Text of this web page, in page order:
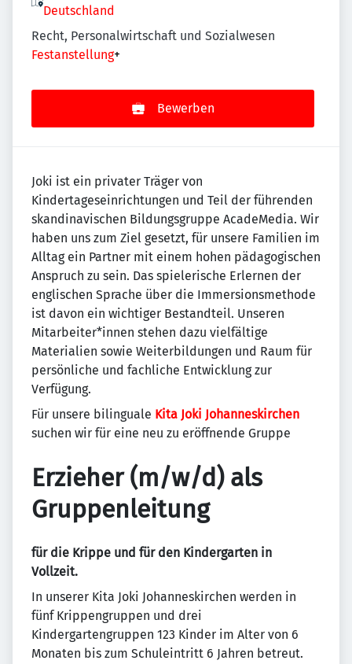
Deutschland
Recht, Personalwirtschaft und Sozialwesen
Festanstellung+
Bewerben
Joki ist ein privater Träger von
Kindertageseinrichtungen und Teil der führenden
skandinavischen Bildungsgruppe AcadeMedia. Wir
haben uns zum Ziel gesetzt, für unsere Familien im
Alltag ein Partner mit einem hohen pädagogischen
Anspruch zu sein. Das spielerische Erlernen der
englischen Sprache über die Immersionsmethode
ist davon ein wichtiger Bestandteil. Unseren
Mitarbeiter*innen stehen dazu vielfältige
Materialien sowie Weiterbildungen und Raum für
persönliche und fachliche Entwicklung zur
Verfügung.
Für unsere bilinguale Kita Joki Johanneskirchen
suchen wir für eine neu zu eröffnende Gruppe
Erzieher (m/w/d) als
Gruppenleitung
für die Krippe und für den Kindergarten in
Vollzeit.
In unserer Kita Joki Johanneskirchen werden in
fünf Krippengruppen und drei
Kindergartengruppen 123 Kinder im Alter von 6
Monaten bis zum Schuleintritt 6 Jahren betreut.